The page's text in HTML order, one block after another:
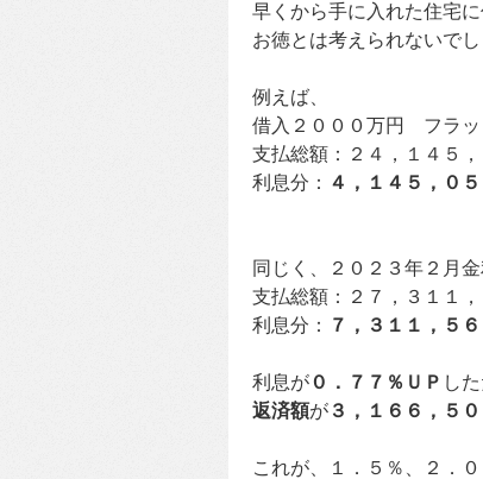
早くから手に入れた住宅
お徳とは考えられないでし
例えば、
借入２０００万円 フラ
支払総額：２４，１４５，
利息分： ４，１４５，０５
同じく、２０２３年２月
支払総額：２７，３１１，
利息分：
７，３１１，５６
利息が０．７７％ ＵＰ し
返済額が ３，１６６，５０
これが、１．５％、２．